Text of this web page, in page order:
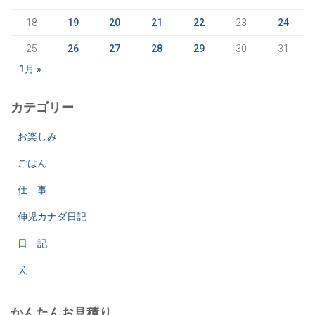
18 19 20 21 22 23 24
25 26 27 28 29 30
31
1月 »
カテゴリー
お楽しみ
ごはん
仕 事
伸児カナダ日記
日 記
犬